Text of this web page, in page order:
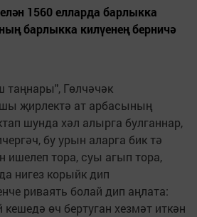
1560 елларда барлыкка
барлыкка килүенең берничә
таңнары", Гөлчәчәк
җирлектә ат арбасының
шунда хәл алырга булганнар,
бу урын аларга бик тә
ишелеп тора, суы агып тора,
нигез корыйк дип
риваять болай дип аңлата:
өч бертуган хезмәт иткән